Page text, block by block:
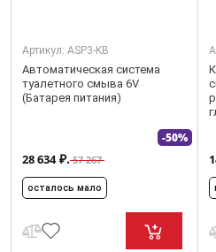
Артикул: ASP3-KB
Автоматическая система
туалетного смыва 6V
(Батарея питания)
28 634₽.
-50%
57 267
осталось мало